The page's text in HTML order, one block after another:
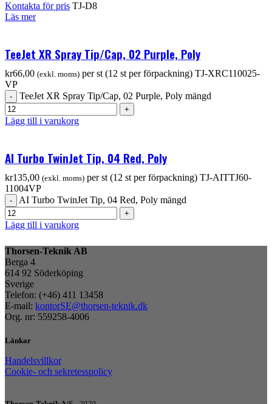
Kontakta för pris TJ-D8
Läs mer
TeeJet XR Spray Tip/Cap, 02 Purple, Poly
kr66,00 (exkl. moms) per st (12 st per förpackning) TJ-XRC110025-
VP
TeeJet XR Spray Tip/Cap, 02 Purple, Poly mängd
Lägg till i varukorg
AI Turbo TwinJet Tip, 04 Red, Poly
kr135,00 (exkl. moms) per st (12 st per förpackning) TJ-AITTJ60-
11004VP
AI Turbo TwinJet Tip, 04 Red, Poly mängd
Lägg till i varukorg
Thorsen-Teknik AB
Berga 4
614 92 Söderköping
Sverige
Telefon: (+46) 411 13458
E-mail: kontorSE@thorsen-teknik.dk
Org. nr: 559258-4006
Länkar
Handelsvillkor
Cookie- och sekretesspolicy